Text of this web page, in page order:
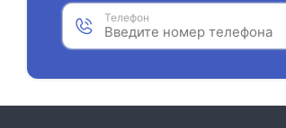
Телефон